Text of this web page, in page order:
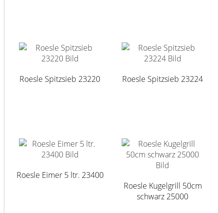
Roesle Spitzsieb 23220 Roesle Spitzsieb 23224
Roesle Eimer 5 ltr. 23400
Roesle Kugelgrill 50cm
schwarz 25000